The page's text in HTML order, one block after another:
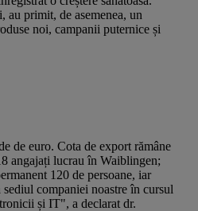
primit, de asemenea, un
noi, campanii puternice și
de euro. Cota de export rămâne
angajați lucrau în Waiblingen;
120 de persoane, iar
companiei noastre în cursul
și IT", a declarat dr.